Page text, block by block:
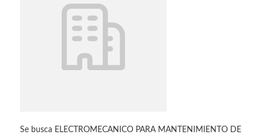
Se busca ELECTROMECANICO PARA MANTENIMIENTO DE